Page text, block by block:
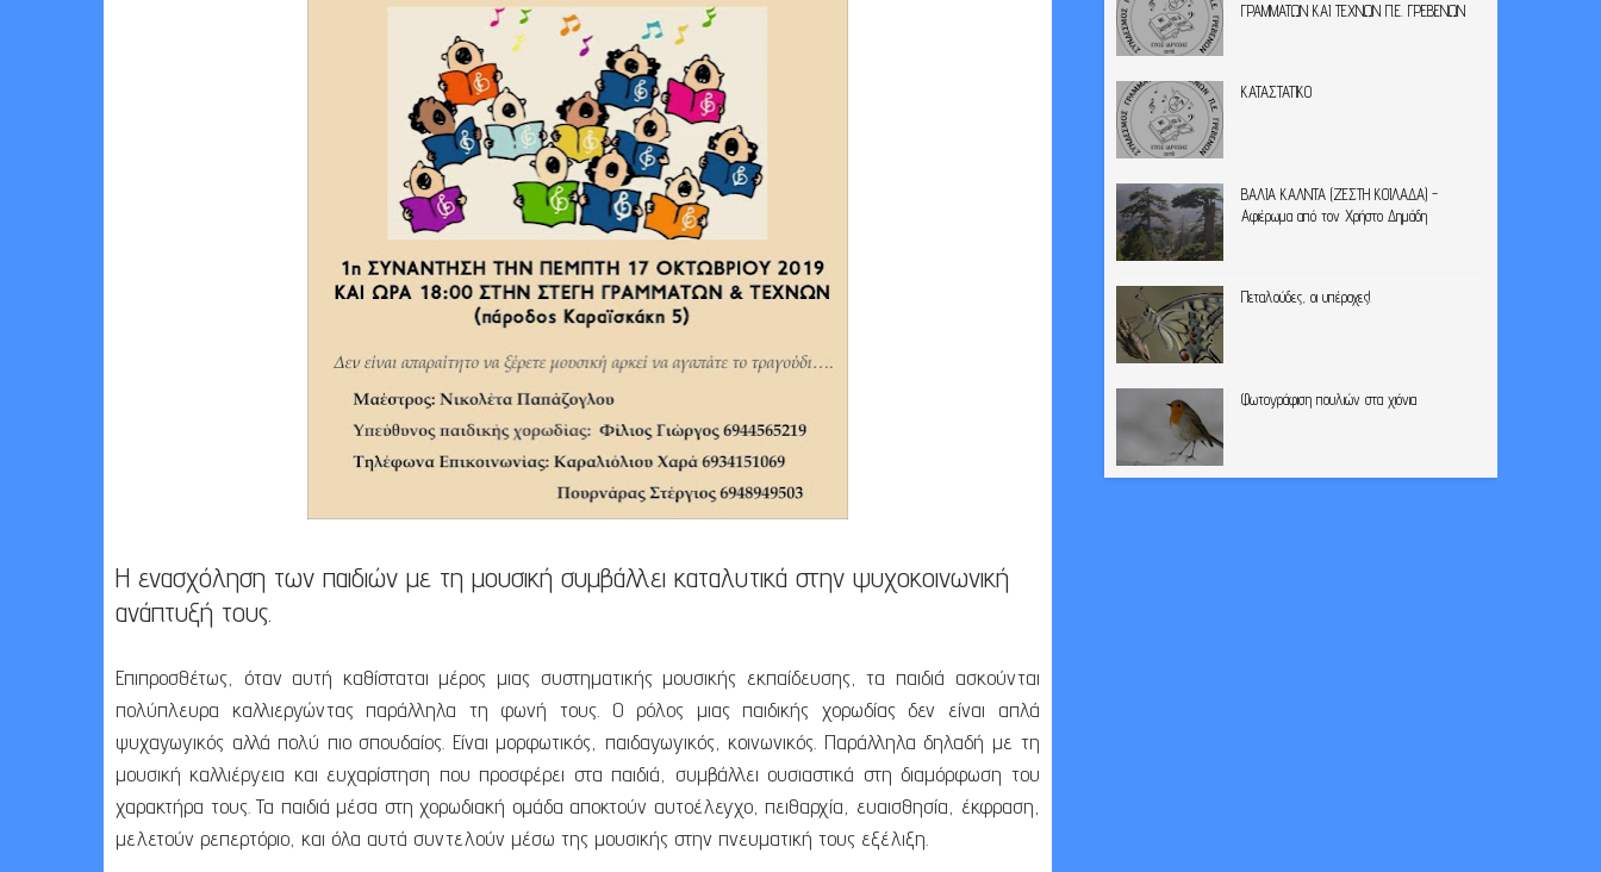
Η ενασχόληση των παιδιών με τη μουσική συμβάλλει καταλυτικά στην ψυχοκοινωνική
ανάπτυξή τους.
Επιπροσθέτως, όταν αυτή καθίσταται μέρος μιας συστηματικής μουσικής εκπαίδευσης, τα παιδιά ασκούνται
πολύπλευρα καλλιεργώντας παράλληλα τη φωνή τους. Ο ρόλος μιας παιδικής χορωδίας δεν είναι απλά
ψυχαγωγικός αλλά πολύ πιο σπουδαίος. Είναι μορφωτικός, παιδαγωγικός, κοινωνικός. Παράλληλα δηλαδή με τη
μουσική καλλιέργεια και ευχαρίστηση που προσφέρει στα παιδιά, συμβάλλει ουσιαστικά στη διαμόρφωση του
χαρακτήρα τους. Τα παιδιά μέσα στη χορωδιακή ομάδα αποκτούν αυτοέλεγχο, πειθαρχία, ευαισθησία, έκφραση,
μελετούν ρεπερτόριο, και όλα αυτά συντελούν μέσω της μουσικής στην πνευματική τους εξέλιξη.
ΓΡΑΜΜΑΤΩΝ ΚΑΙ ΤΕΧΝΩΝ Π.Ε. ΓΡΕΒΕΝΩΝ
ΚΑΤΑΣΤΑΤΙΚΟ
ΒΑΛΙΑ ΚΑΛΝΤΑ (ΖΕΣΤΗ ΚΟΙΛΑΔΑ) -
Αφιέρωμα από τον Χρήστο Δημάδη
Πεταλούδες, οι υπέροχες!
Φωτογράφιση πουλιών στα χιόνια